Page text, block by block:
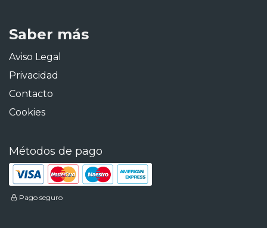
Saber más
Aviso Legal
Privacidad
Contacto
Cookies
Métodos de pago
Pago seguro